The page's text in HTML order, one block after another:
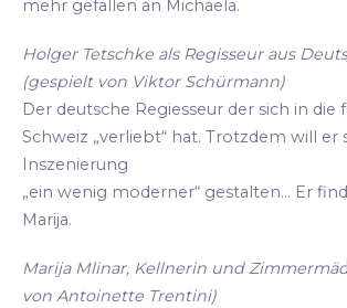
mehr gefallen an Michaela.
Holger Tetschke als Regisseur aus
(gespielt von Viktor Schürmann)
Der deutsche Regiesseur der sich in die
Schweiz „verliebt“ hat. Trotzdem will er
Inszenierung
„ein wenig moderner“ gestalten... Er
Marija.
Marija Mlinar, Kellnerin und
von Antoinette Trentini)